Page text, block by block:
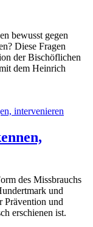
bewusst gegen
Diese Fragen
der Bischöflichen
dem Heinrich
des Missbrauchs
und
Prävention und
erschienen ist.